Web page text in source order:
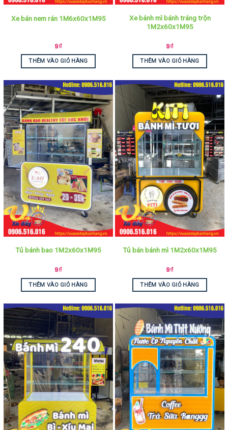
Xe bán nem rán 1M6x60x1M95
9₫
THÊM VÀO GIỎ HÀNG
Xe bánh mì bánh tráng trộn
1M2x60x1M95
9₫
THÊM VÀO GIỎ HÀNG
Tủ bánh bao 1M2x60x1M95
9₫
THÊM VÀO GIỎ HÀNG
Tủ bán bánh mì 1M2x60x1M95
9₫
THÊM VÀO GIỎ HÀNG